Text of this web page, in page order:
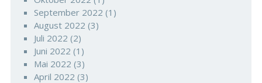
September 2022 (1)
August 2022 (3)
Juli 2022 (2)
Juni 2022 (1)
Mai 2022 (3)
April 2022 (3)